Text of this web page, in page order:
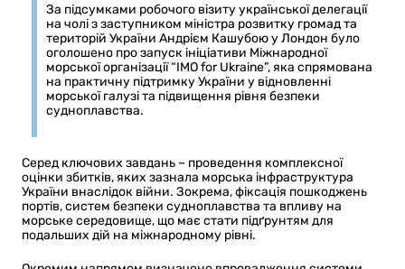
За підсумками робочого візиту української делегації
на чолі з заступником міністра розвитку громад та
територій України Андрієм Кашубою у Лондон було
оголошено про запуск ініціативи Міжнародної
морської організації “IMO for Ukraine”, яка спрямована
на практичну підтримку України у відновленні
морської галузі та підвищення рівня безпеки
судноплавства.
Серед ключових завдань – проведення комплексної
оцінки збитків, яких зазнала морська інфраструктура
України внаслідок війни. Зокрема, фіксація пошкоджень
портів, систем безпеки судноплавства та впливу на
морське середовище, що має стати підґрунтям для
подальших дій на міжнародному рівні.